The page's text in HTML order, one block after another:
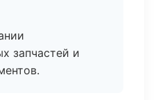
запчастей и